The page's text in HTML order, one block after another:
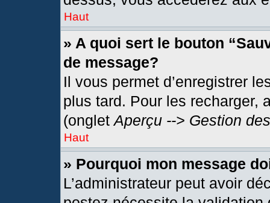
Haut
» A quoi sert le bouton
de message?
Il vous permet d’enregistrer
plus tard. Pour les recharger,
(ongletAperçu --> Gestion
Haut
» Pourquoi mon message
L’administrateur peut avoir